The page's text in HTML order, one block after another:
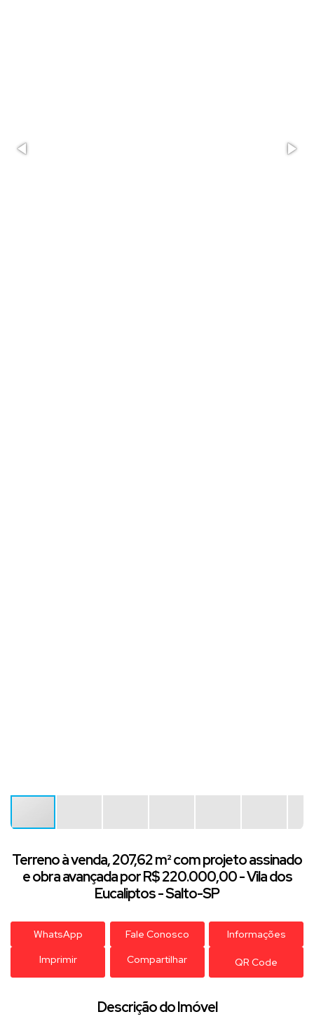
Terreno à venda, 207,62 m² com projeto assinado
e obra avançada por R$ 220.000,00 - Vila dos
Eucaliptos - Salto-SP
WhatsApp Fale Conosco
Informações
Imprimir
Compartilhar QR Code
Descrição do Imóvel